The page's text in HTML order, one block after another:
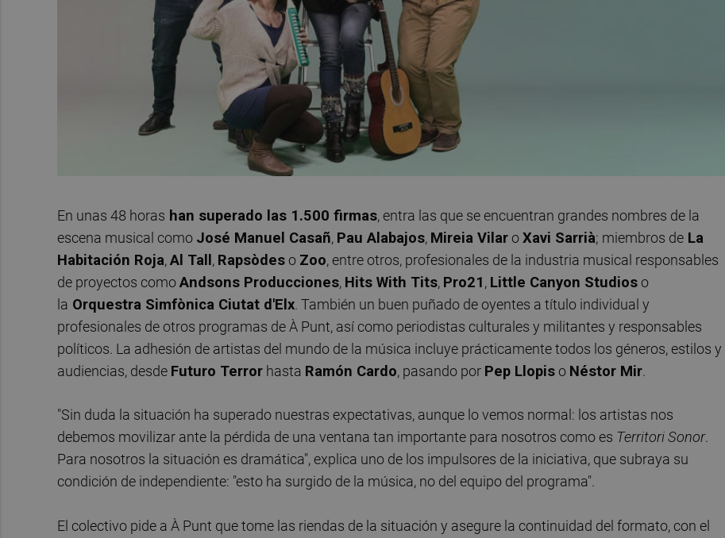
En unas 48 horas han superado las 1.500 firmas, entra las que se encuentran grandes nombres de la
escena musical como José Manuel Casañ, Pau Alabajos, Mireia Vilar oXavi Sarrià; miembros de La
Habitación Roja,Al Tall, Rapsòdes o Zoo, entre otros, profesionales de la industria musical responsables
de proyectos comoAndsons Producciones, Hits With Tits, Pro21, Little Canyon Studios o
la Orquestra Simfònica Ciutat d'Elx. También un buen puñado de oyentes a título individual y
profesionales de otros programas de À Punt, así como periodistas culturales y militantes y responsables
políticos. La adhesión de artistas del mundo de la música incluye prácticamente todos los géneros, estilos y
audiencias, desde Futuro Terror hasta Ramón Cardo, pasando por Pep Llopis o Néstor Mir.
"Sin duda la situación ha superado nuestras expectativas, aunque lo vemos normal: los artistas nos
debemos movilizar ante la pérdida de una ventana tan importante para nosotros como es Territori Sonor.
Para nosotros la situación es dramática", explica uno de los impulsores de la iniciativa, que subraya su
condición de independiente: "esto ha surgido de la música, no del equipo del programa".
El colectivo pide a À Punt que tome las riendas de la situación y asegure la continuidad del formato, con el